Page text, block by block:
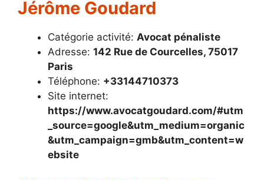
Jérôme Goudard
Catégorie activité: Avocat pénaliste
Adresse: 142 Rue de Courcelles, 75017
Paris
Téléphone: +33144710373
Site internet:
https://www.avocatgoudard.com/#utm
_source=google&utm_medium=organic
&utm_campaign=gmb&utm_content=w
ebsite